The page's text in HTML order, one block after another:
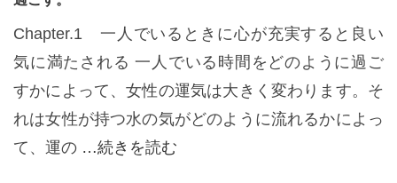
Chapter.1 一人でいるときに心が充実すると良い
気に満たされる 一人でいる時間をどのように過ご
すかによって、女性の運気は大きく変わります。そ
れは女性が持つ水の気がどのように流れるかによっ
て、運の …続きを読む